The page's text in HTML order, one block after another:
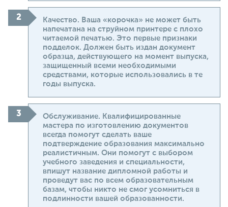
Качество. Ваша «корочка» не может быть
напечатана на струйном принтере с плохо
читаемой печатью. Это первые признаки
подделок. Должен быть издан документ
образца, действующего на момент выпуска,
защищенный всеми необходимыми
средствами, которые использовались в те
годы выпуска.
Обслуживание. Квалифицированные
мастера по изготовлению документов
всегда помогут сделать ваше
подтверждение образования максимально
реалистичным. Они помогут с выбором
учебного заведения и специальности,
впишут название дипломной работы и
проведут вас по всем образовательным
базам, чтобы никто не смог усомниться в
подлинности вашей образованности.